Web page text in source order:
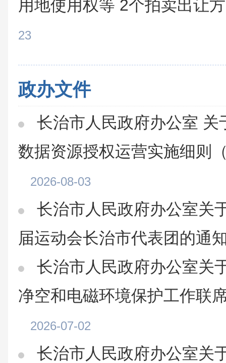
用地使用权等 2个拍卖出让
23
政办文件
长治市人民政府办公室 关
数据资源授权运营实施细则
2026-08-03
长治市人民政府办公室关
届运动会长治市代表团的通
长治市人民政府办公室关
净空和电磁环境保护工作联
2026-07-02
长治市人民政府办公室关